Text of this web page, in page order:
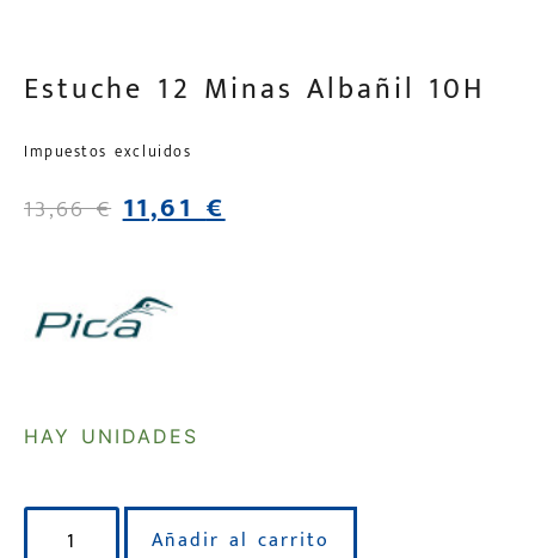
Estuche 12 Minas Albañil 10H
Impuestos excluidos
13,66€ 11,61€
HAY UNIDADES
Añadir al carrito